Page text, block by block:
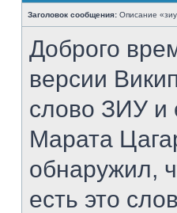
Заголовок сообщения: Описание
Доброго
версии
слово ЗИУ и
Марата
обнаружил,
есть это